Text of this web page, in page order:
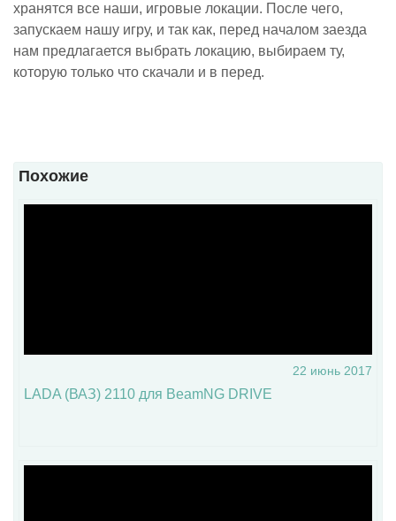
хранятся все наши, игровые локации. После чего,
запускаем нашу игру, и так как, перед началом заезда
нам предлагается выбрать локацию, выбираем ту,
которую только что скачали и в перед.
Похожие
22 июнь 2017
LADA (ВАЗ) 2110 для BeamNG DRIVE